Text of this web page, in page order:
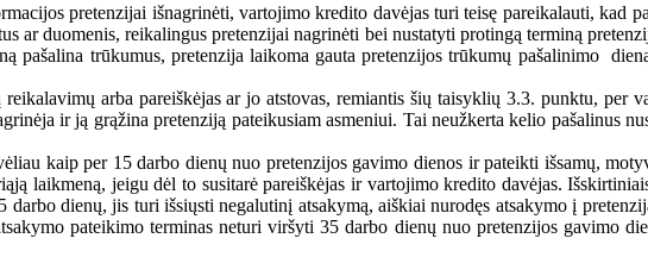
pretenzijai išnagrinėti, vartojimo kredito davėjas turi teisę pareikalauti, kad
ar duomenis, reikalingus pretenzijai nagrinėti bei nustatyti protingą terminą
pašalina trūkumus, pretenzija laikoma gauta pretenzijos trūkumų pašalinimo
arba pareiškėjas ar jo atstovas, remiantis šių taisyklių 3.3. punktu, per
ir ją grąžina pretenziją pateikusiam asmeniui. Tai neužkerta kelio pašalinus
kaip per 15 darbo dienų nuo pretenzijos gavimo dienos ir pateikti išsamų,
laikmeną, jeigu dėl to susitarė pareiškėjas ir vartojimo kredito davėjas.
dienų, jis turi išsiųsti negalutinį atsakymą, aiškiai nurodęs atsakymo į
pateikimo terminas neturi viršyti 35 darbo dienų nuo pretenzijos gavimo